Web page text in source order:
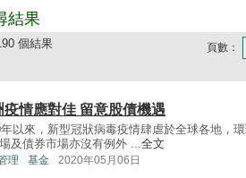
結果
個結果 頁數：
疫情應對佳 留意股債機遇
以來，新型冠狀病毒疫情肆虐於全球各地，
及債券市場亦沒有例外 ...全文
理 基金 2020年05月06日